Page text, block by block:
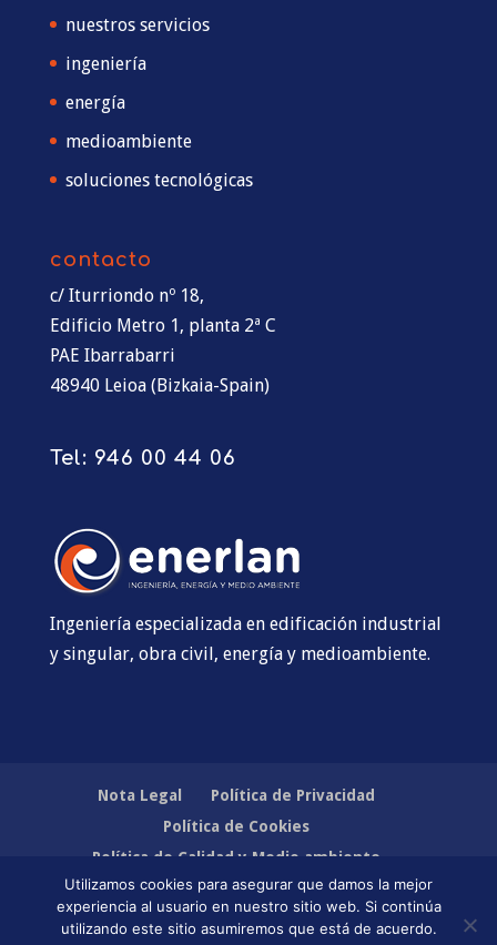
nuestros servicios
ingeniería
energía
medioambiente
soluciones tecnológicas
contacto
c/ Iturriondo nº 18,
Edificio Metro 1, planta 2ª C
PAE Ibarrabarri
48940 Leioa (Bizkaia-Spain)
Tel: 946 00 44 06
Ingeniería especializada en edificación industrial
y singular, obra civil, energía y medioambiente.
Nota Legal
Política de Privacidad
Política de Cookies
Política de Calidad y Medio ambiente
Utilizamos cookies para asegurar que damos la mejor
experiencia al usuario en nuestro sitio web. Si continúa
utilizando este sitio asumiremos que está de acuerdo.